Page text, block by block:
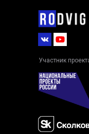
Участник